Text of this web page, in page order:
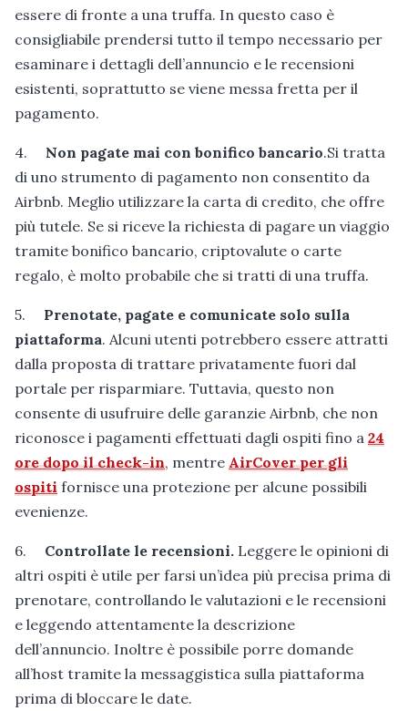
essere di fronte a una truffa. In questo caso è
consigliabile prendersi tutto il tempo necessario per
esaminare i dettagli dell’annuncio e le recensioni
esistenti, soprattutto se viene messa fretta per il
pagamento.
4. Non pagate mai con bonifico bancario.Si tratta
di uno strumento di pagamento non consentito da
Airbnb. Meglio utilizzare la carta di credito, che offre
più tutele. Se si riceve la richiesta di pagare un viaggio
tramite bonifico bancario, criptovalute o carte
regalo, è molto probabile che si tratti di una truffa.
5. Prenotate, pagate e comunicate solo sulla
piattaforma. Alcuni utenti potrebbero essere attratti
dalla proposta di trattare privatamente fuori dal
portale per risparmiare. Tuttavia, questo non
consente di usufruire delle garanzie Airbnb, che non
riconosce i pagamenti effettuati dagli ospiti fino a 24
ore dopo il check-in, mentre AirCover per gli
ospiti fornisce una protezione per alcune possibili
evenienze.
6. Controllate le recensioni. Leggere le opinioni di
altri ospiti è utile per farsi un’idea più precisa prima di
prenotare, controllando le valutazioni e le recensioni
e leggendo attentamente la descrizione
dell’annuncio. Inoltre è possibile porre domande
all’host tramite la messaggistica sulla piattaforma
prima di bloccare le date.